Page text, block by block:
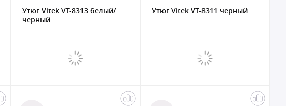
Утюг Vitek VT-8313 белый/
черный
Утюг Vitek VT-8311 черный